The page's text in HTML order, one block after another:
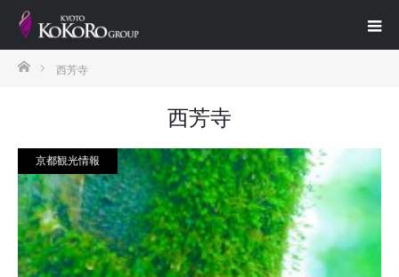
ホーム西芳寺
西芳寺
京都観光情報